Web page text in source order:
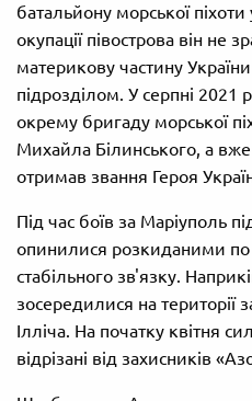
батальйону морської
окупації півострова він не
материкову частину
підрозділом. У серпні 2021
окрему бригаду морської
Михайла Білинського, а
отримав звання Героя
Під час боїв за Маріуполь
опинилися розкиданими по
стабільного зв'язку.
зосередилися на території
Ілліча. На початку квітня
відрізані від захисників